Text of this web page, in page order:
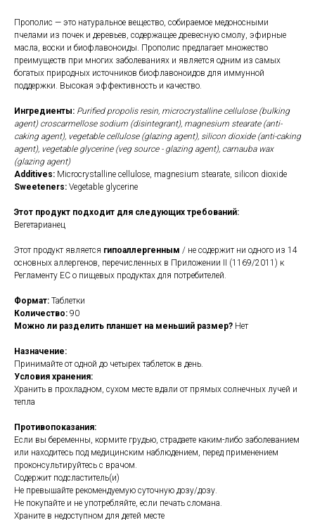
Прополис — это натуральное вещество, собираемое медоносными
пчелами из почек и деревьев, содержащее древесную смолу, эфирные
масла, воски и биофлавоноиды. Прополис предлагает множество
преимуществ при многих заболеваниях и является одним из самых
богатых природных источников биофлавоноидов для иммунной
поддержки. Высокая эффективность и качество.
Ингредиенты: Purified propolis resin, microcrystalline cellulose (bulking
agent) croscarmellose sodium (disintegrant), magnesium stearate (anti-
caking agent), vegetable cellulose (glazing agent), silicon dioxide (anti-caking
agent), vegetable glycerine (veg source - glazing agent), carnauba wax
(glazing agent)
Additives: Microcrystalline cellulose, magnesium stearate, silicon dioxide
Sweeteners: Vegetable glycerine
Этот продукт подходит для следующих требований:
Вегетарианец
Этот продукт является гипоаллергенным / не содержит ни одного из 14
основных аллергенов, перечисленных в Приложении II (1169/2011) к
Регламенту ЕС о пищевых продуктах для потребителей.
Формат: Таблетки
Количество: 90
Можно ли разделить планшет на меньший размер? Нет
Назначение:
Принимайте от одной до четырех таблеток в день.
Условия хранения:
Хранить в прохладном, сухом месте вдали от прямых солнечных лучей и
тепла
Противопоказания:
Если вы беременны, кормите грудью, страдаете каким-либо заболеванием
или находитесь под медицинским наблюдением, перед применением
проконсультируйтесь с врачом.
Содержит подсластитель(и)
Не превышайте рекомендуемую суточную дозу/дозу.
Не покупайте и не употребляйте, если печать сломана.
Храните в недоступном для детей месте